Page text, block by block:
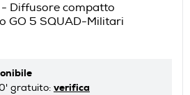
- Diffusore compatto
5 SQUAD-Militari
gratuito: verifica